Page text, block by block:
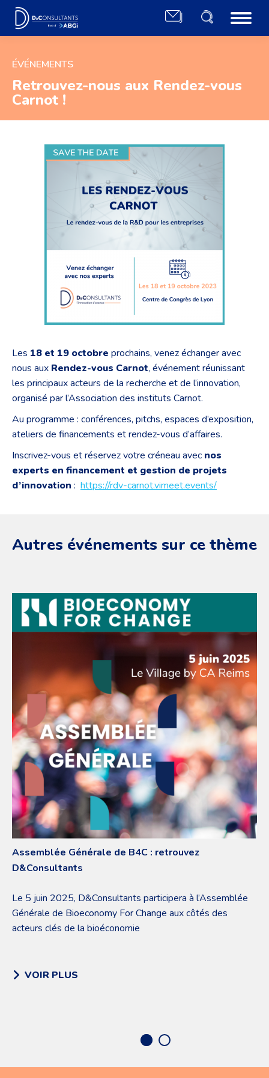
ÉVÉNEMENTS
Retrouvez-nous aux Rendez-vous
Carnot !
Les 18 et 19 octobre prochains, venez échanger avec
nous aux Rendez-vous Carnot, événement réunissant
les principaux acteurs de la recherche et de l’innovation,
organisé par l’Association des instituts Carnot.
Au programme : conférences, pitchs, espaces d’exposition,
ateliers de financements et rendez-vous d’affaires.
Inscrivez-vous et réservez votre créneau avec nos
experts en financement et gestion de projets
d’innovation : https://rdv-carnot.vimeet.events/
Autres événements sur ce thème
Assemblée Générale de B4C : retrouvez
D&Consultants
Le 5 juin 2025, D&Consultants participera à l’Assemblée
Générale de Bioeconomy For Change aux côtés des
acteurs clés de la bioéconomie
VOIR PLUS